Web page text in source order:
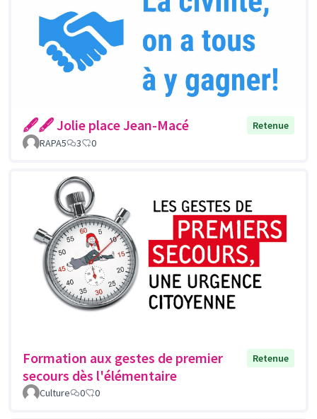
🖋🖋 Jolie place Jean-Macé
Retenue
RAPA5
3 0
Formation aux gestes de premier
secours dès l'élémentaire
Retenue
Culture 0 0